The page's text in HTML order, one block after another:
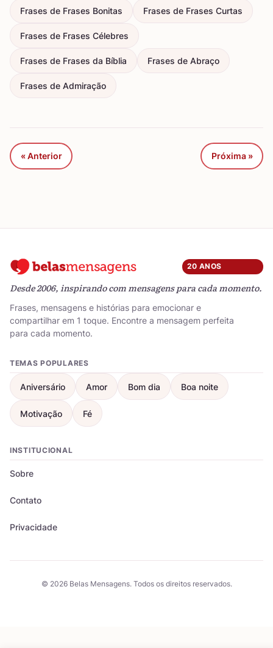
Frases de Frases Bonitas Frases de Frases Curtas
Frases de Frases Célebres
Frases de Frases da Bíblia Frases de Abraço
Frases de Admiração
« Anterior Próxima »
20 ANOS
Desde 2006, inspirando com mensagens para cada momento.
Frases, mensagens e histórias para emocionar e
compartilhar em 1 toque. Encontre a mensagem perfeita
para cada momento.
TEMAS POPULARES
Aniversário Amor Bom dia Boa noite
Motivação Fé
INSTITUCIONAL
Sobre
Contato
Privacidade
© 2026 Belas Mensagens. Todos os direitos reservados.